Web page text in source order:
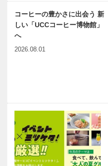
力はココだ！
Vol.42 神戸
教訓を振り返
る場所「神戸
港震災メ…
神戸っ子に愛
されてきた伝
統の味！ 名
品「神戸ハイ
カレー」の
コーヒーの豊かさに出会う 新
しい「UCCコーヒー博物館」
へ
2026.08.01